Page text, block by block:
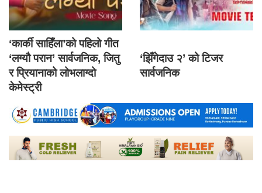
‘कार्की साहिँला’को पहिलो गीत
‘लग्यौ परान’ सार्वजनिक, जितु
र प्रियानाको लोभलाग्दो
केमेस्ट्री
‘झिँगेदाउ २’ को टिजर
सार्वजनिक